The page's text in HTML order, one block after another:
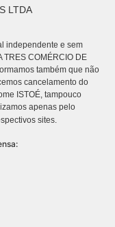
LTDA
independente e sem
COMÉRCIO DE
também que não
cancelamento do
ISTOÉ, tampouco
apenas pelo
sites.